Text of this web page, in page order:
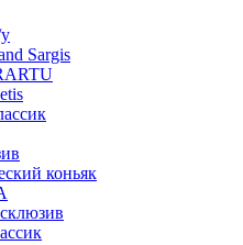
Sargis
коньяк